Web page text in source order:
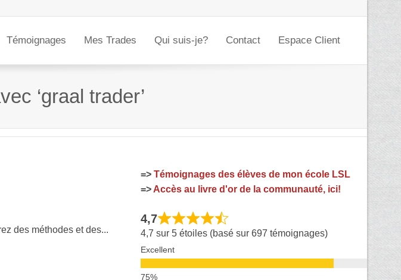
Témoignages Mes Trades Qui suis-je? Contact Espace Client
‘graal trader’
des méthodes et des...
=> Témoignages des élèves de mon école LSL
=> Accès au livre d'or de la communauté, ici!
4,7
4,7 sur 5 étoiles (basé sur 697 témoignages)
Excellent